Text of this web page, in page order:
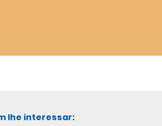
lhe interessar: